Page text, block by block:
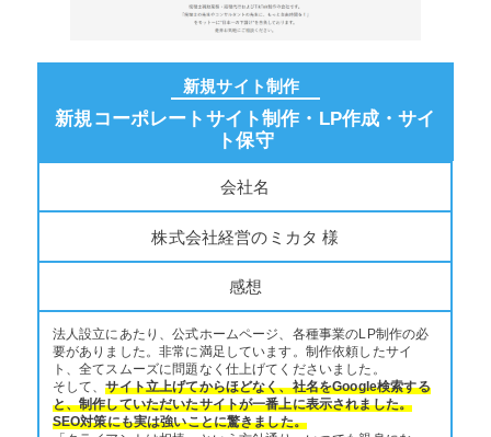
新規サイト制作
新規コーポレートサイト制作・LP作成・サイ
ト保守
会社名
株式会社経営のミカタ 様
感想
法人設立にあたり、公式ホームページ、各種事業のLP制作の必
要がありました。非常に満足しています。制作依頼したサイ
ト、全てスムーズに問題なく仕上げてくださいました。
そして、サイト立上げてからほどなく、社名をGoogle検索する
と、制作していただいたサイトが一番上に表示されました。
SEO対策にも実は強いことに驚きました。